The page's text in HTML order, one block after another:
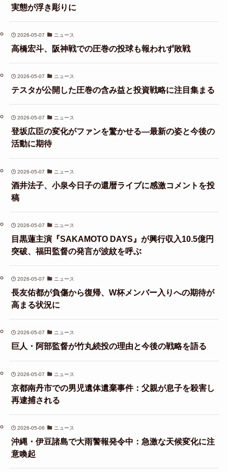
実態が浮き彫りに
2026-05-07 ニュース
高橋宏斗、阪神戦での圧巻の投球も報われず敗戦
2026-05-07 ニュース
テスタが公開した圧巻の含み益と投資戦略に注目集まる
2026-05-07 ニュース
登坂広臣の変化がファンを驚かせる—最新の姿と今後の
活動に期待
2026-05-07 ニュース
酒井法子、小泉今日子の還暦ライブに感激コメントを投
稿
2026-05-07 ニュース
目黒蓮主演『SAKAMOTO DAYS』が興行収入10.5億円
突破、福田監督の発言が波紋を呼ぶ
2026-05-07 ニュース
長友佑都が負傷から復帰、W杯メンバー入りへの期待が
高まる状況に
2026-05-07 ニュース
巨人・阿部監督が竹丸続投の理由と今後の戦略を語る
2026-05-07 ニュース
京都南丹市での男児遺体遺棄事件：父親が息子を殺害し
再逮捕される
2026-05-06 ニュース
沖縄・伊豆諸島で大雨警報発令中：急激な天候変化に注
意喚起